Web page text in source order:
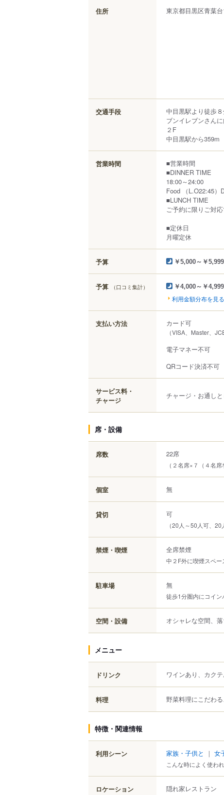
住所 東京都目黒区青葉台
交通手段
中目黒駅より徒歩
ブンイレブンさん
２F
中目黒駅から359m
営業時間
■営業時間
■DINNER TIME
18:00～24:00
Food （L.O22:45
■LUNCH TIME
ご予約に限りご対
■定休日
月曜定休
予算 ￥5,000～￥5,999
予算 （口コミ集計） ￥4,000～￥4,999
利用金額分布を見る
支払い方法 カード可
（VISA、Master、
電子マネー不可
QRコード決済不可
サービス料・
チャージ
チャージ・お通し
席・設備
席数 22席
（２名席×７（４名
個室 無
貸切 可
（20人～50人可、20
禁煙・喫煙 全席禁煙
中２F外に喫煙スペー
駐車場 無
徒歩1分圏内にコイン
空間・設備 オシャレな空間、
メニュー
ドリンク ワインあり、カク
料理 野菜料理にこだわ
特徴・関連情報
利用シーン 家族・子供と ｜ 女
こんな時によく使われ
ロケーション 隠れ家レストラン